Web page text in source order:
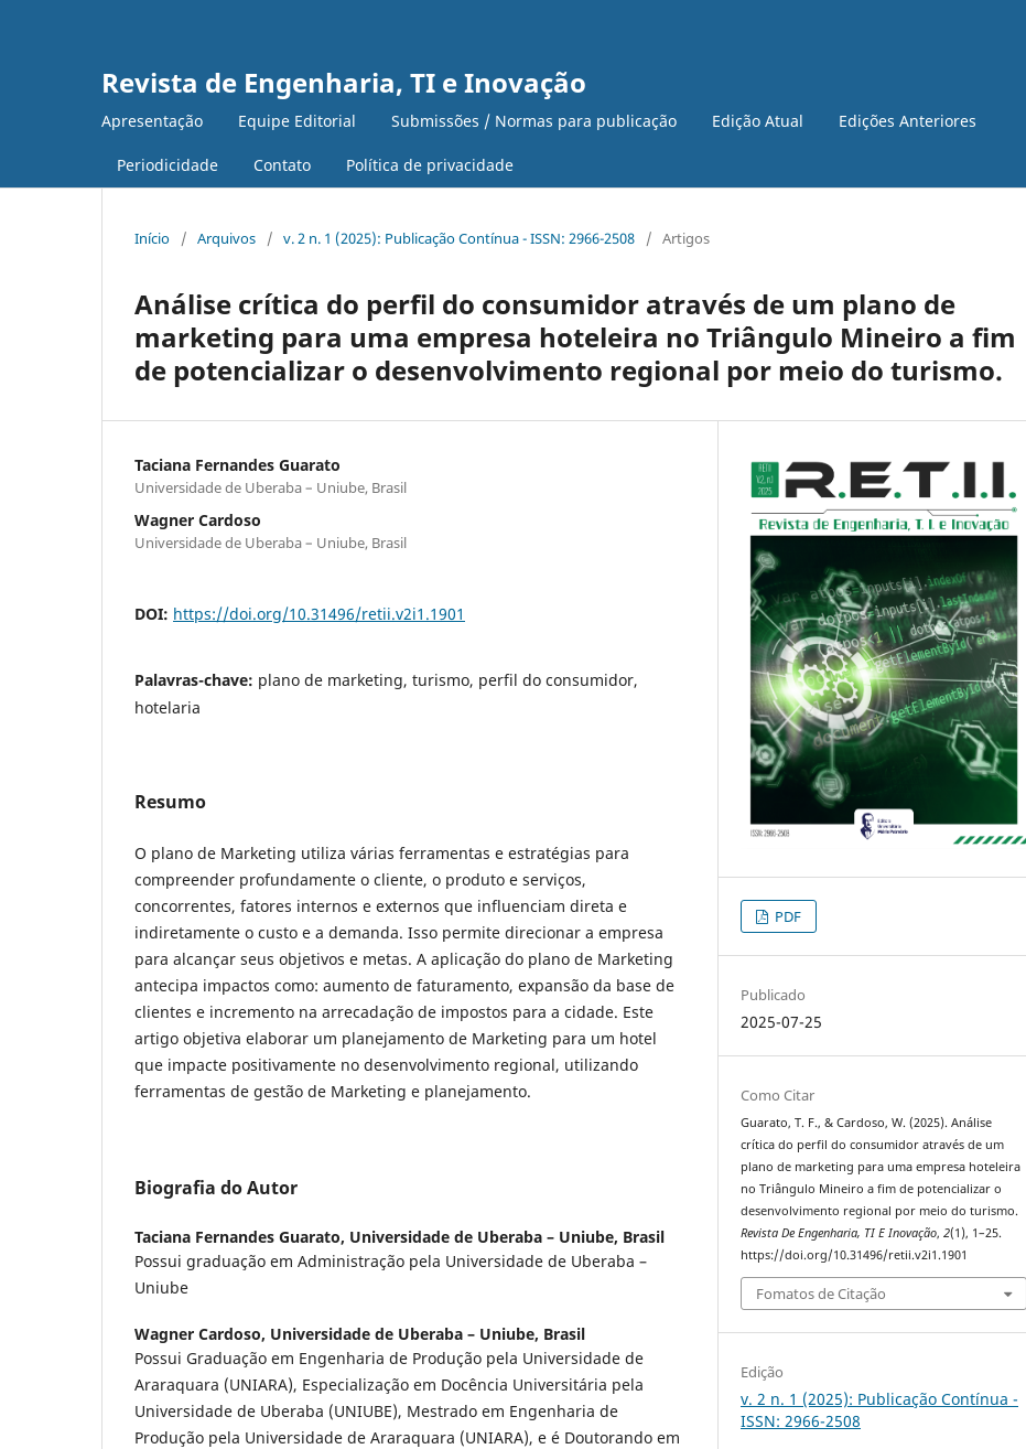
Revista de Engenharia, TI e Inovação
Apresentação Equipe Editorial Submissões / Normas para publicação Edição Atual Edições Anteriores
Periodicidade Contato Política de privacidade
Início / Arquivos / v. 2 n. 1 (2025): Publicação Contínua - ISSN: 2966-2508 / Artigos
Análise crítica do perfil do consumidor através de um plano de
marketing para uma empresa hoteleira no Triângulo Mineiro a fim
de potencializar o desenvolvimento regional por meio do turismo.
Taciana Fernandes Guarato
Universidade de Uberaba – Uniube, Brasil
Wagner Cardoso
Universidade de Uberaba – Uniube, Brasil
DOI: https://doi.org/10.31496/retii.v2i1.1901
Palavras-chave: plano de marketing, turismo, perfil do consumidor,
hotelaria
Resumo
O plano de Marketing utiliza várias ferramentas e estratégias para
compreender profundamente o cliente, o produto e serviços,
concorrentes, fatores internos e externos que influenciam direta e
indiretamente o custo e a demanda. Isso permite direcionar a empresa
para alcançar seus objetivos e metas. A aplicação do plano de Marketing
antecipa impactos como: aumento de faturamento, expansão da base de
clientes e incremento na arrecadação de impostos para a cidade. Este
artigo objetiva elaborar um planejamento de Marketing para um hotel
que impacte positivamente no desenvolvimento regional, utilizando
ferramentas de gestão de Marketing e planejamento.
Biografia do Autor
Taciana Fernandes Guarato, Universidade de Uberaba – Uniube, Brasil
Possui graduação em Administração pela Universidade de Uberaba –
Uniube
Wagner Cardoso, Universidade de Uberaba – Uniube, Brasil
Possui Graduação em Engenharia de Produção pela Universidade de
Araraquara (UNIARA), Especialização em Docência Universitária pela
Universidade de Uberaba (UNIUBE), Mestrado em Engenharia de
Produção pela Universidade de Araraquara (UNIARA), e é Doutorando em
PDF
Publicado
2025-07-25
Como Citar
Guarato, T. F., & Cardoso, W. (2025). Análise
crítica do perfil do consumidor através de um
plano de marketing para uma empresa hoteleira
no Triângulo Mineiro a fim de potencializar o
desenvolvimento regional por meio do turismo.
Revista De Engenharia, TI E Inovação,2(1), 1–25.
https://doi.org/10.31496/retii.v2i1.1901
Fomatos de Citação
Edição
v. 2 n. 1 (2025): Publicação Contínua -
ISSN: 2966-2508